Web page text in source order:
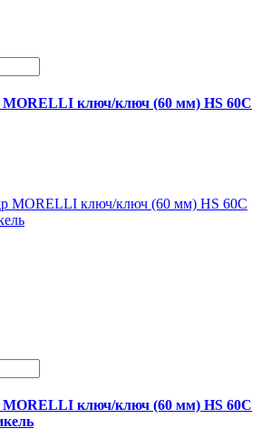
ключ/ключ (60 мм) HS 60C
ключ/ключ (60 мм) HS 60C